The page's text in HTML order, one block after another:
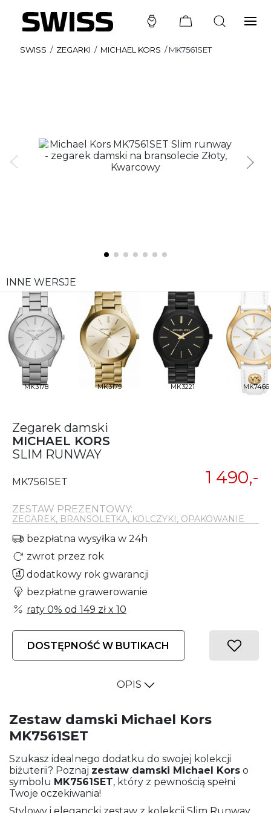
SWISS / ZEGARKI / MICHAEL KORS /MK7561SET
INNE WERSJE
MK3178 MK3179 MK3221 MK7466
Zegarek damski
MICHAEL KORS
SLIM RUNWAY
MK7561SET 1 490,-
ZESTAW PREZENTOWY:
ZEGAREK, BRANSOLETKA, KOLCZYKI, OPAKOWANIE
bezpłatna wysyłka w 24h
zwrot przez rok
dodatkowy rok gwarancji
bezpłatne grawerowanie
raty 0% od 149 złx 10
DOSTĘPNOŚĆ W BUTIKACH
OPIS
Zestaw damski Michael Kors
MK7561SET
Szukasz idealnego dodatku do swojej kolekcji
biżuterii? Poznaj zestaw damski Michael Kors o
symbolu MK7561SET, który z pewnością spełni
Twoje oczekiwania!